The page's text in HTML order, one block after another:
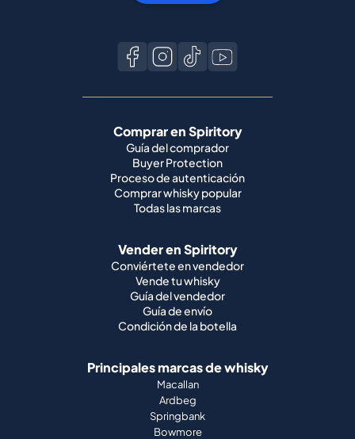
Comprar en Spiritory
Guía del comprador
Buyer Protection
Proceso de autenticación
Comprar whisky popular
Todas las marcas
Vender en Spiritory
Conviértete en vendedor
Vende tu whisky
Guía del vendedor
Guía de envío
Condición de la botella
Principales marcas de whisky
Macallan
Ardbeg
Springbank
Bowmore